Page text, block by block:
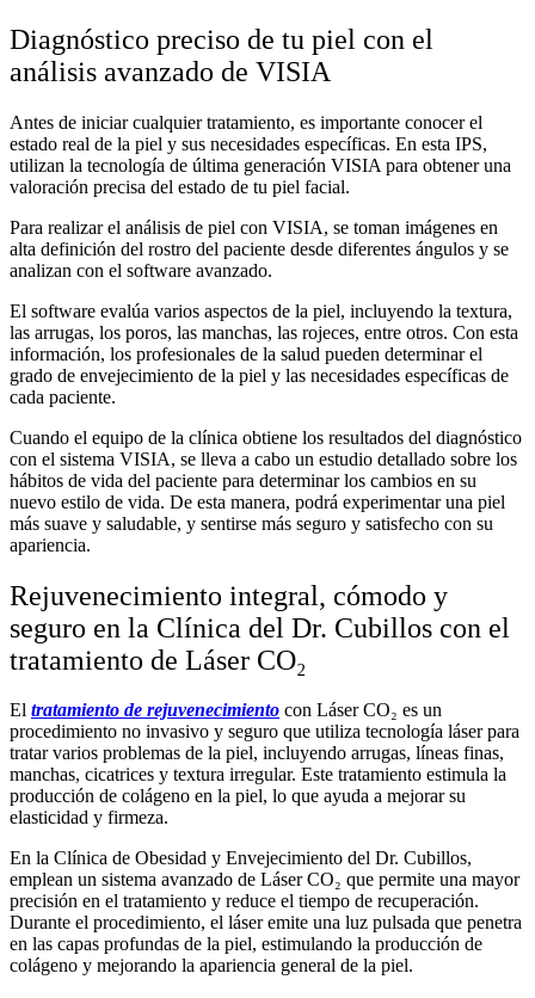
Diagnóstico preciso de tu piel con el
análisis avanzado de VISIA
Antes de iniciar cualquier tratamiento, es importante conocer el
estado real de la piel y sus necesidades específicas. En esta IPS,
utilizan la tecnología de última generación VISIA para obtener una
valoración precisa del estado de tu piel facial.
Para realizar el análisis de piel con VISIA, se toman imágenes en
alta definición del rostro del paciente desde diferentes ángulos y se
analizan con el software avanzado.
El software evalúa varios aspectos de la piel, incluyendo la textura,
las arrugas, los poros, las manchas, las rojeces, entre otros. Con esta
información, los profesionales de la salud pueden determinar el
grado de envejecimiento de la piel y las necesidades específicas de
cada paciente.
Cuando el equipo de la clínica obtiene los resultados del diagnóstico
con el sistema VISIA, se lleva a cabo un estudio detallado sobre los
hábitos de vida del paciente para determinar los cambios en su
nuevo estilo de vida. De esta manera, podrá experimentar una piel
más suave y saludable, y sentirse más seguro y satisfecho con su
apariencia.
Rejuvenecimiento integral, cómodo y
seguro en la Clínica del Dr. Cubillos con el
tratamiento de Láser CO₂
El tratamiento de rejuvenecimiento con Láser CO₂ es un
procedimiento no invasivo y seguro que utiliza tecnología láser para
tratar varios problemas de la piel, incluyendo arrugas, líneas finas,
manchas, cicatrices y textura irregular. Este tratamiento estimula la
producción de colágeno en la piel, lo que ayuda a mejorar su
elasticidad y firmeza.
En la Clínica de Obesidad y Envejecimiento del Dr. Cubillos,
emplean un sistema avanzado de Láser CO₂ que permite una mayor
precisión en el tratamiento y reduce el tiempo de recuperación.
Durante el procedimiento, el láser emite una luz pulsada que penetra
en las capas profundas de la piel, estimulando la producción de
colágeno y mejorando la apariencia general de la piel.